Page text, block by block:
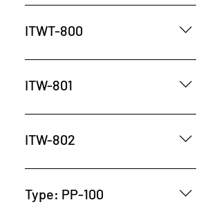
ITWT-800
ITW-801
ITW-802
Type: PP-100